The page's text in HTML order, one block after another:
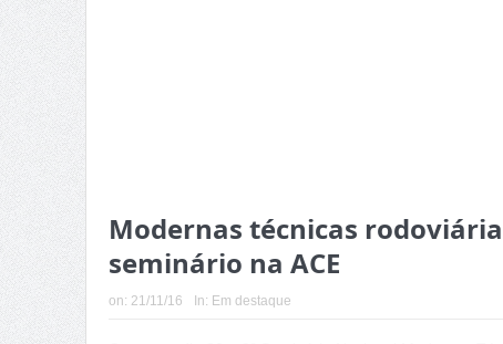
Modernas técnicas
seminário na ACE
on: 21/11/16 In: Em destaque